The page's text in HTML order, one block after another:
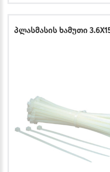
პლასმასის ხამუთი